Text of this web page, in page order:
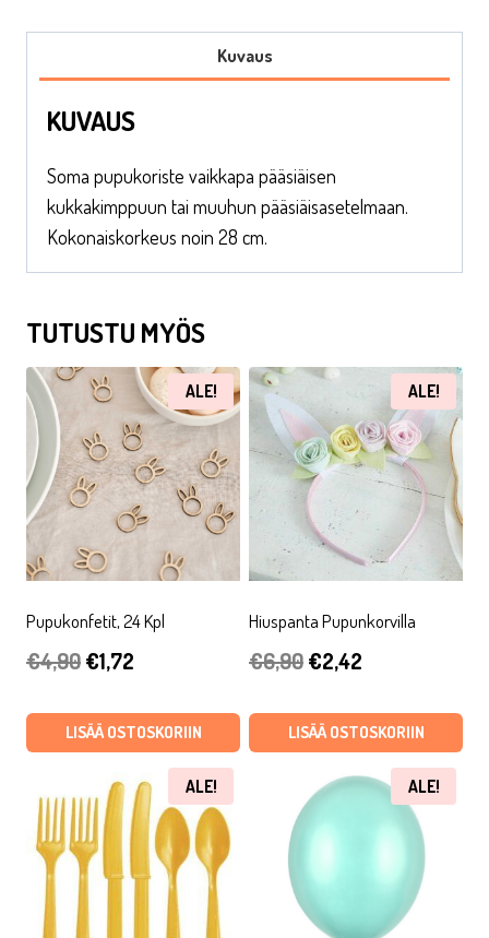
Kuvaus
KUVAUS
Soma pupukoriste vaikkapa pääsiäisen
kukkakimppuun tai muuhun pääsiäisasetelmaan.
Kokonaiskorkeus noin 28 cm.
TUTUSTU MYÖS
ALE!
Pupukonfetit, 24 Kpl
€4,90Alkuperäinen
oli:
€1,72
on:
€1,72.
LISÄÄ OSTOSKORIIN
ALE!
Hiuspanta Pupunkorvilla
€6,90Alkuperäinen
oli:
€2,42
on:
€2,42.
LISÄÄ OSTOSKORIIN
ALE! ALE!